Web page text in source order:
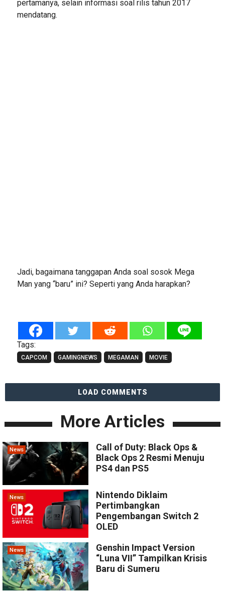
pertamanya, selain informasi soal rilis tahun 2017
mendatang.
Jadi, bagaimana tanggapan Anda soal sosok Mega
Man yang “baru” ini? Seperti yang Anda harapkan?
Tags:
CAPCOM GAMINGNEWS MEGAMAN MOVIE
LOAD COMMENTS
More Articles
News
Call of Duty: Black Ops &
Black Ops 2 Resmi Menuju
PS4 dan PS5
News
Nintendo Diklaim
Pertimbangkan
Pengembangan Switch 2
OLED
News
Genshin Impact Version
“Luna VII” Tampilkan Krisis
Baru di Sumeru